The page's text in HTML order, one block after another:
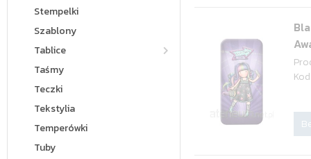
Stempelki
Szablony
Tablice
Taśmy
Teczki
Tekstylia
Temperówki
Tuby